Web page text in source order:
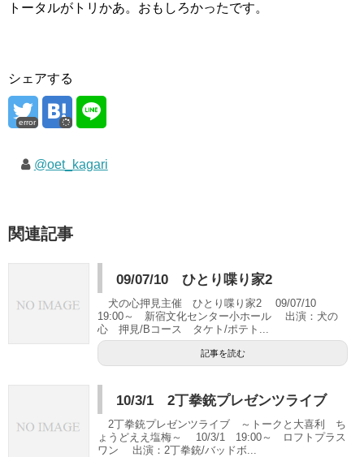
トータルがトリかあ。おもしろかったです。
シェアする
error
@oet_kagari
関連記事
09/07/10 ひとり喋り家2
犬の心押見主催 ひとり喋り家2 09/07/10
19:00～ 新宿文化センター小ホール 出演：犬の
心 押見/Bコース タケト/ポテト...
記事を読む
10/3/1 2丁拳銃プレゼンツライブ
2丁拳銃プレゼンツライブ ～トークと大喜利 ち
ょうどええ塩梅～ 10/3/1 19:00～ ロフトプラス
ワン 出演：2丁拳銃/バッドボ...